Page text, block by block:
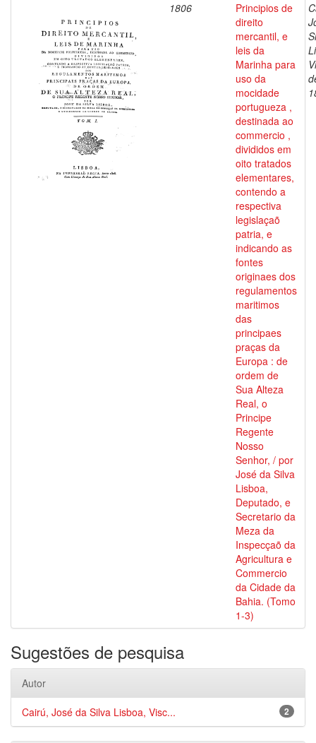
1806
Principios de
direito
mercantil, e
leis da
Marinha para
uso da
mocidade
portugueza ,
destinada ao
commercio ,
divididos em
oito tratados
elementares,
contendo a
respectiva
legislaçaõ
patria, e
indicando as
fontes
originaes dos
regulamentos
maritimos
das
principaes
praças da
Europa : de
ordem de
Sua Alteza
Real, o
Principe
Regente
Nosso
Senhor, / por
José da Silva
Lisboa,
Deputado, e
Secretario da
Meza da
Inspecçaõ da
Agricultura e
Commercio
da Cidade da
Bahia. (Tomo
1-3)
Sugestões de pesquisa
Autor
2
Cairú, José da Silva Lisboa, Visc...